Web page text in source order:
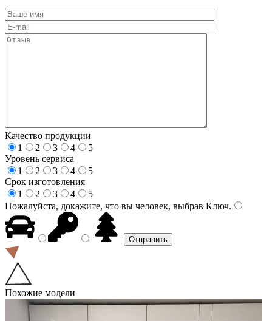
Качество продукции
1
2 3 4
5
Уровень сервиса
1
2 3 4
5
Срок изготовления
1
2 3 4
5
Пожалуйста, докажите, что вы человек, выбрав Ключ.
Похожие модели